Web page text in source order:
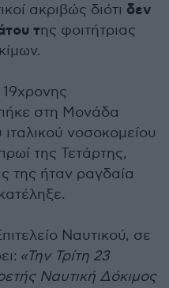
ακριβώς διότι δεν
της φοιτήτριας
στη Μονάδα
νοσοκομείου
της Τετάρτης,
της ήταν ραγδαία
Ναυτικού, σε
«Την Τρίτη 23
Ναυτική Δόκιμος